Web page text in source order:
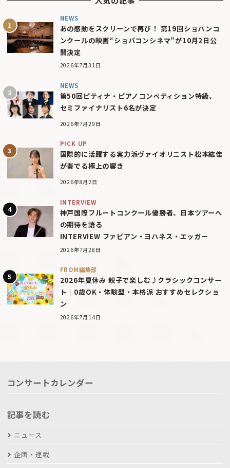
NEWS
あの感動をスクリーンで再び！ 第19回ショパンコ
ンクールの映画“ショパコンシネマ”が10月2日公
開決定
2026年7月31日
NEWS
第50回ピティナ・ピアノコンペティション特級、
セミファイナリスト6名が決定
2026年7月29日
PICK UP
国際的に活躍する実力派ヴァイオリニスト松本紘佳
が奏でる極上の響き
2026年8月2日
INTERVIEW
神戸国際フルートコンクール優勝者、日本ツアーへ
の期待を語る
INTERVIEW ファビアン・ヨハネス・エッガー
2026年7月28日
FROM編集部
2026年夏休み 親子で楽しむ♪クラシックコンサー
ト｜0歳OK・体験型・本格派 おすすめセレクショ
ン
2026年7月14日
コンサートカレンダー
記事を読む
ニュース
企画・連載